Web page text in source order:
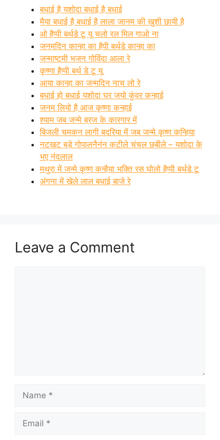
बधाई है यशोदा बधाई है बधाई
मैया बधाई है बधाई है लाला जानम की खुशी छायी है
ओ हैप्पी बर्थडे टू यू चलो रल मिल गाओ ना
जनमदिन कान्हा का हैपी बर्थडे कान्हा का
जन्माष्टमी भजन गोविंदा आला रे
कृष्णा हैप्पी बर्थ डे टू यू
आया कान्हा का जन्मदिन नाच लो रे
बधाई हो बधाई यशोदा घर जयो कुंवर कन्हाई
जनम लियो है आज कृष्णा कन्हाई
श्याम जब जन्मे ब्रज के कारगार में
बिजली चमकन लागी बदरिया में जब जन्मे कृष्ण कन्हिया
नटखट बड़े गोपालनैनंन कटीले चंचल छबीले – यशोदा के
भए नंदलाल
मथुरा में जन्मे कृष्ण कन्हैया भक्ति रस घोलो हैप्पी बर्थडे टू
अंगना में खेले लाल बधाई बाजे रे
Leave a Comment
Name
Email